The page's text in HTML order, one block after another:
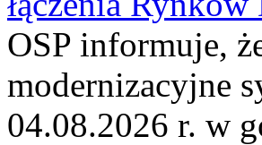
OSP informuje,
modernizacyjne
04.08.2026 r. w